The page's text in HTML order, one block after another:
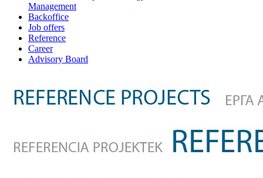
Management
Backoffice
Job offers
Reference
Career
Advisory Board